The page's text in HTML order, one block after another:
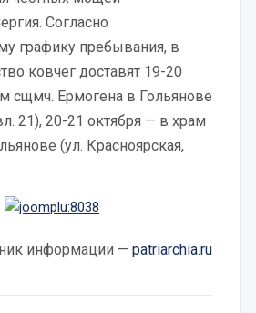
Согласно
графику пребывания, в
ковчег доставят 19-20
сщмч. Ермогена в Гольянове
21), 20-21 октября — в храм
(ул. Красноярская,
информации —patriarchia.ru